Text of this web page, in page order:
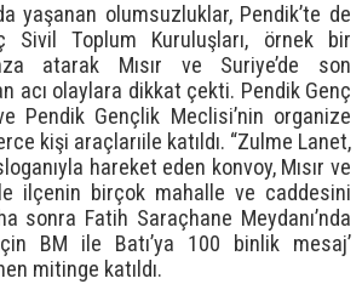
yaşanan olumsuzluklar, Pendik’te de
Sivil Toplum Kuruluşları, örnek bir
atarak Mısır ve Suriye’de son
acı olaylara dikkat çekti. Pendik Genç
Pendik Gençlik Meclisi’nin organize
kişi araçlarıile katıldı. “Zulme Lanet,
hareket eden konvoy, Mısır ve
ilçenin birçok mahalle ve caddesini
sonra Fatih Saraçhane Meydanı’nda
BM ile Batı’ya 100 binlik mesaj’
mitinge katıldı.